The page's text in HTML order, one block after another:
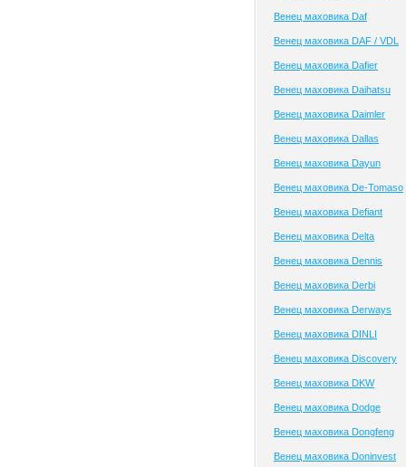
Венец маховика Daf
Венец маховика DAF / VDL
Венец маховика Dafier
Венец маховика Daihatsu
Венец маховика Daimler
Венец маховика Dallas
Венец маховика Dayun
Венец маховика De-Tomaso
Венец маховика Defiant
Венец маховика Delta
Венец маховика Dennis
Венец маховика Derbi
Венец маховика Derways
Венец маховика DINLI
Венец маховика Discovery
Венец маховика DKW
Венец маховика Dodge
Венец маховика Dongfeng
Венец маховика Doninvest